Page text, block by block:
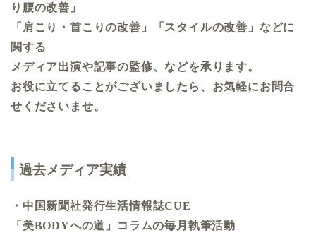
り腰の改善」
「肩こり・首こりの改善」「スタイルの改善」などに
関する
メディア出演や記事の監修、などを承ります。
お役に立てることがございましたら、お気軽にお問合
せくださいませ。
過去メディア実績
・中国新聞社発行生活情報誌CUE
「美BODYへの道」コラムの毎月執筆活動